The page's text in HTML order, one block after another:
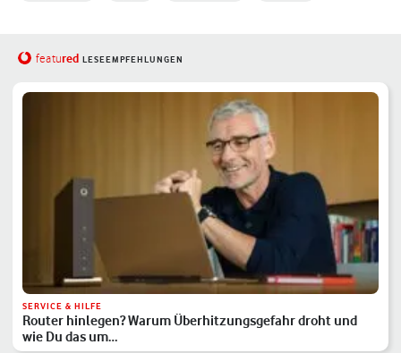
featured LESEEMPFEHLUNGEN
SERVICE & HILFE
Router hinlegen? Warum Überhitzungsgefahr droht und
wie Du das um…